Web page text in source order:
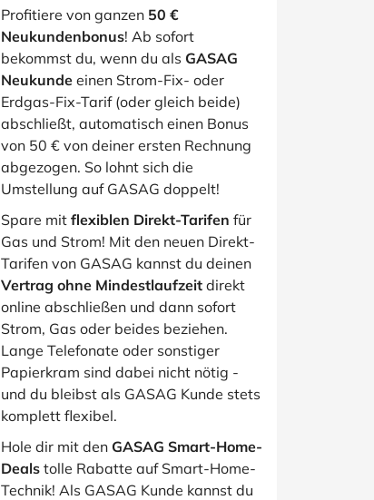
Profitiere von ganzen 50 €
Neukundenbonus! Ab sofort
bekommst du, wenn du als GASAG
Neukunde einen Strom-Fix- oder
Erdgas-Fix-Tarif (oder gleich beide)
abschließt, automatisch einen Bonus
von 50 € von deiner ersten Rechnung
abgezogen. So lohnt sich die
Umstellung auf GASAG doppelt!
Spare mit flexiblen Direkt-Tarifen für
Gas und Strom! Mit den neuen Direkt-
Tarifen von GASAG kannst du deinen
Vertrag ohne Mindestlaufzeit direkt
online abschließen und dann sofort
Strom, Gas oder beides beziehen.
Lange Telefonate oder sonstiger
Papierkram sind dabei nicht nötig -
und du bleibst als GASAG Kunde stets
komplett flexibel.
Hole dir mit den GASAG Smart-Home-
Deals tolle Rabatte auf Smart-Home-
Technik! Als GASAG Kunde kannst du